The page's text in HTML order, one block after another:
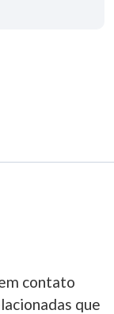
contato
que